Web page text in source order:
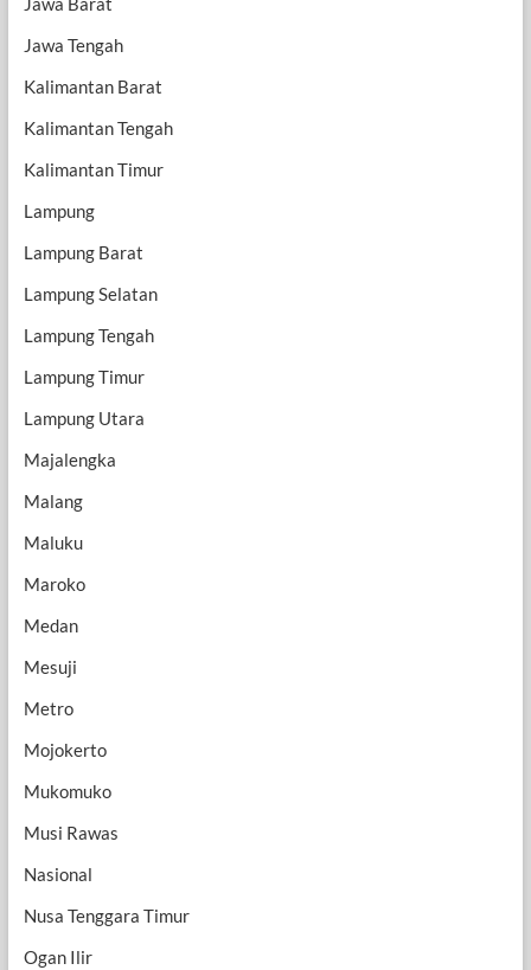
Jawa Tengah
Kalimantan Barat
Kalimantan Tengah
Kalimantan Timur
Lampung
Lampung Barat
Lampung Selatan
Lampung Tengah
Lampung Timur
Lampung Utara
Majalengka
Malang
Maluku
Maroko
Medan
Mesuji
Metro
Mojokerto
Mukomuko
Musi Rawas
Nasional
Nusa Tenggara Timur
Ogan Ilir